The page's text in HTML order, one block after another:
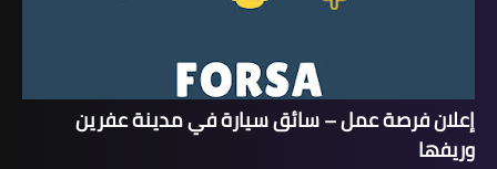
إعلان فرصة عمل – سائق سيارة في مدينة عفرين
وريفها